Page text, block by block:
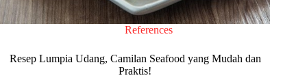
References
Resep Lumpia Udang, Camilan Seafood yang Mudah dan
Praktis!